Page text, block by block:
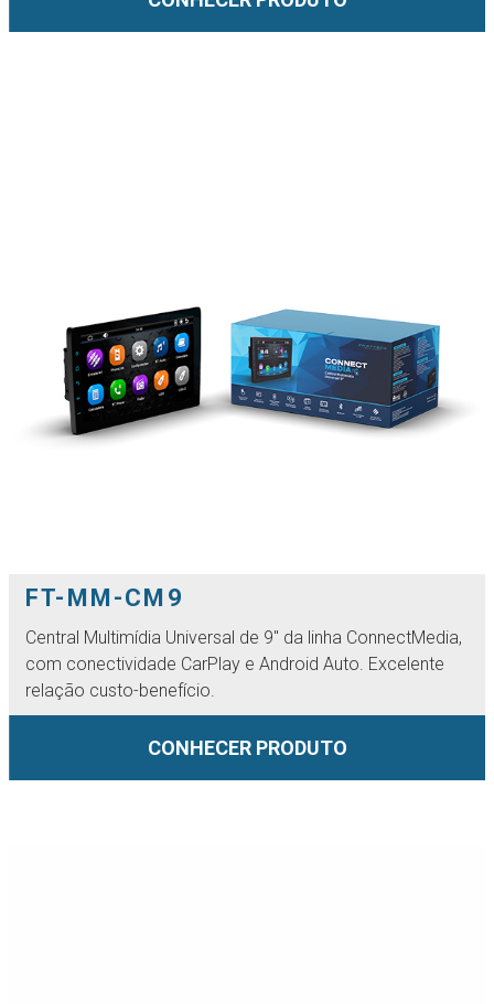
FT-MM-CM9
Central Multimídia Universal de 9'' da linha ConnectMedia,
com conectividade CarPlay e Android Auto. Excelente
relação custo-benefício.
CONHECER PRODUTO